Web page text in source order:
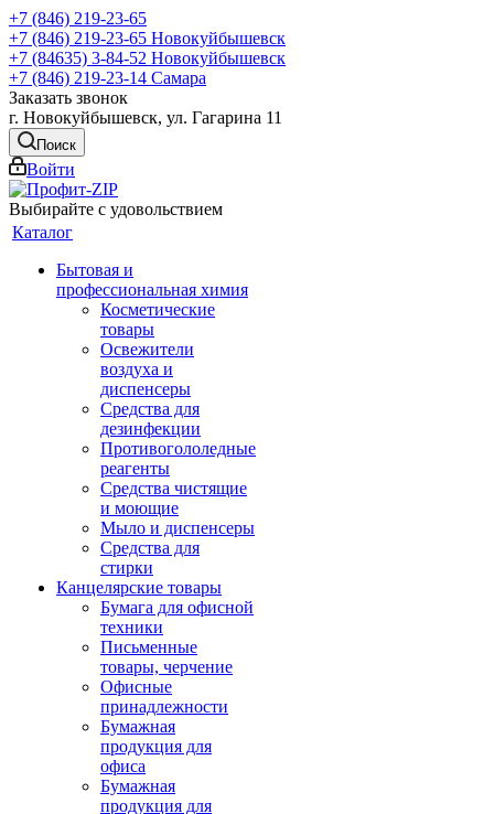
+7 (846) 219-23-65
+7 (846) 219-23-65 Новокуйбышевск
+7 (84635) 3-84-52 Новокуйбышевск
+7 (846) 219-23-14 Самара
Заказать звонок
г. Новокуйбышевск, ул. Гагарина 11
Поиск
Войти
Выбирайте с удовольствием
Каталог
Бытовая и
профессиональная химия
Косметические
товары
Освежители
воздуха и
диспенсеры
Средства для
дезинфекции
Противогололедные
реагенты
Средства чистящие
и моющие
Мыло и диспенсеры
Средства для
стирки
Канцелярские товары
Бумага для офисной
техники
Письменные
товары, черчение
Офисные
принадлежности
Бумажная
продукция для
офиса
Бумажная
продукция для